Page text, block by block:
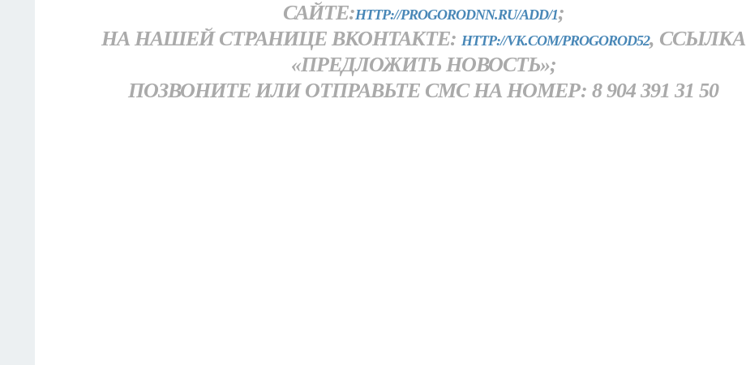
САЙТЕ:HTTP://PROGORODNN.RU/ADD/1;
НА НАШЕЙ СТРАНИЦЕ ВКОНТАКТЕ: HTTP://VK.COM/PROGOROD52, ССЫЛКА
«ПРЕДЛОЖИТЬ НОВОСТЬ»;
ПОЗВОНИТЕ ИЛИ ОТПРАВЬТЕ СМС НА НОМЕР: 8 904 391 31 50